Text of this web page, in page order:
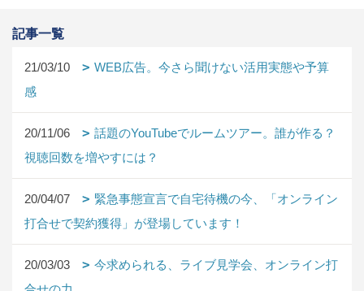
記事一覧
21/03/10
WEB広告。今さら聞けない活用実態や予算
感
20/11/06
話題のYouTubeでルームツアー。誰が作る？
視聴回数を増やすには？
20/04/07
緊急事態宣言で自宅待機の今、「オンライン
打合せで契約獲得」が登場しています！
20/03/03
今求められる、ライブ見学会、オンライン打